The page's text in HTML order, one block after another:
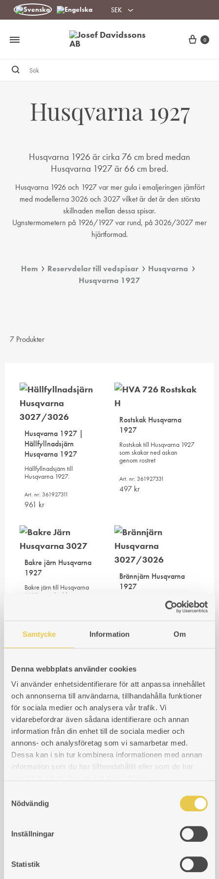
Samtycke Information Om
Denna webbplats använder cookies
Vi använder enhetsidentifierare för att anpassa innehållet
och annonserna till användarna, tillhandahålla funktioner
för sociala medier och analysera vår trafik. Vi
vidarebefordrar även sådana identifierare och annan
information från din enhet till de sociala medier och
annons- och analysföretag som vi samarbetar med.
Dessa kan i sin tur kombinera informationen med annan
information som du har tillhandahållit eller som de har
Nödvändig
Inställningar
Statistik
SEK
Cart
0
Sök
Husqvarna 1927
Husqvarna 1926 är cirka 76 cm bred medan
Husqvarna 1927 är 66 cm bred.
Husqvarna 1926 och 1927 var mer gula i emaljeringen jämfört
med modellerna 3026 och 3027 vilket är det är den största
skillnaden mellan dessa spisar.
Ugnstermometern på 1926/1927 var rund, på 3026/3027 mer
hjärtformad.
Hem Reservdelar till vedspisar
Husqvarna
Husqvarna 1927
7 Produkter
Husqvarna 1927 |
Hällfyllnadsjärn
Husqvarna 1927
Hällfyllnadsjärn till
Husqvarna 1927.
Art. nr: 361927311
961 kr
Rostskak Husqvarna
1927
Rostskak till Husqvarna 1927
som skakar ned askan
genom rostret
Art. nr: 361927331
497 kr
Bakre järn Husqvarna
1927
Bakre järn till Husqvarna
1927 som skyddar spisens
Art. nr: 361927301
699kr
Brännjärn Husqvarna
1927
Brännjärn till Husqvarna
1927 som skyddar
Art. nr: 361927102
972kr
Cisternjärn Husqvarna
1927
För vänstereldad spis
Art. nr: 361927101
972kr
Inmurningsstos
Husqvarna 1927
mm. Yttermått 193x90 mm.
Höjd 100 mm. Rektangelns
Art. nr: 361927308
1 388kr
för tillföring av luft samt
Art. nr: 361927303